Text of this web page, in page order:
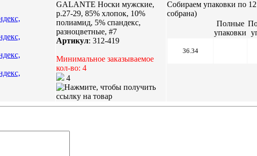
GALANTE Носки мужские,
р.27-29, 85% хлопок, 10%
полиамид, 5% спандекс,
разноцветные, #7
Артикул: 312-419
Минимальное заказываемое
кол-во: 4
4
Собираем упаковки по
собрана)
Полные
упаковки
36.34